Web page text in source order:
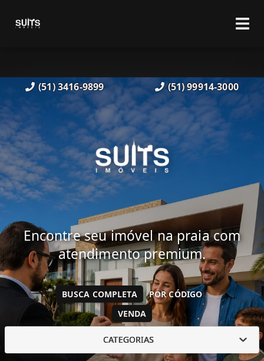
(51) 3416-9899 (51) 99914-3000
Encontre seu imóvel na praia com
atendimento premium.
VENDA
BUSCA COMPLETA POR CÓDIGO
CATEGORIAS